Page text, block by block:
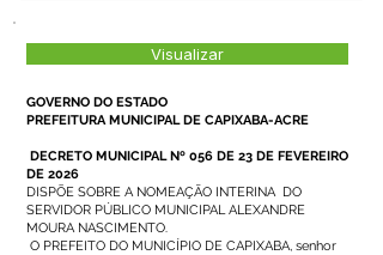
Visualizar
GOVERNO DO ESTADO
PREFEITURA MUNICIPAL DE CAPIXABA-ACRE
DECRETO MUNICIPAL Nº 056 DE 23 DE FEVEREIRO
DE 2026
DISPÕE SOBRE A NOMEAÇÃO INTERINA DO
SERVIDOR PÚBLICO MUNICIPAL ALEXANDRE
MOURA NASCIMENTO.
O PREFEITO DO MUNICÍPIO DE CAPIXABA, senhor